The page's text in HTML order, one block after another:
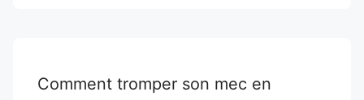
Comment tromper son mec en